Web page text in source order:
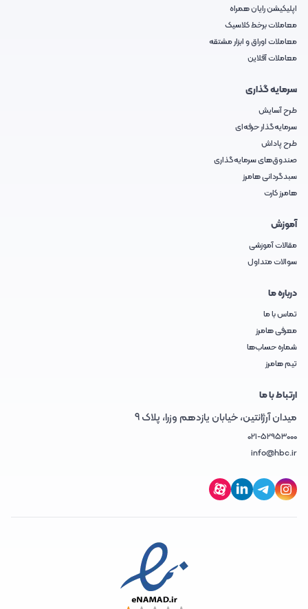
اپلیکیشن رایان همراه
معاملات برخط کلاسیک
معاملات اوراق و ابزار مشتقه
معاملات آفلاین
سرمایه گذاری
طرح آسایش
سرمایه‌گذار حرفه‌ای
طرح پاداش
صندوق‌های سرمایه‌گذاری
سبدگردانی هامرز
هامرز کارت
آموزش
مقالات آموزشی
سوالات متداول
درباره ما
تماس با ما
معرفی هامرز
شماره حساب‌ها
تیم هامرز
ارتباط با ما
میدان آرژانتین، خیابان یازدهم وزرا، پلاک 9
021-52953000
info@hbc.ir